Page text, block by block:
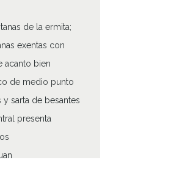
de la ermita;
exentas con
acanto bien
de medio punto
sarta de besantes
presenta